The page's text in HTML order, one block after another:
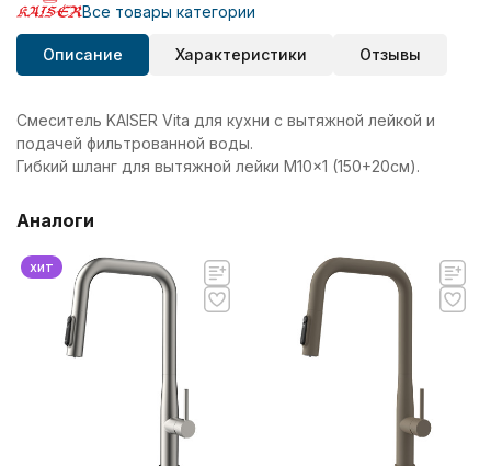
Все товары категории
Описание Характеристики Отзывы
Смеситель KAISER Vita для кухни с вытяжной лейкой и
подачей фильтрованной воды.
Гибкий шланг для вытяжной лейки M10x1 (150+20см).
Аналоги
хит